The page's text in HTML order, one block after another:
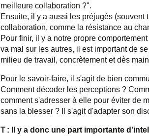
meilleure collaboration ?".
Ensuite, il y a aussi les préjugés
collaboration, comme la résistance au
Pour finir, il y a notre propre
va mal sur les autres, il est important de
milieu de travail, concrètement et dès
Pour le savoir-faire, il s'agit de bien
Comment décoder les perceptions ?
comment s'adresser à elle pour éviter de
sans la blesser ? Il s'agit d'adapter son
T : Il y a donc une part importante